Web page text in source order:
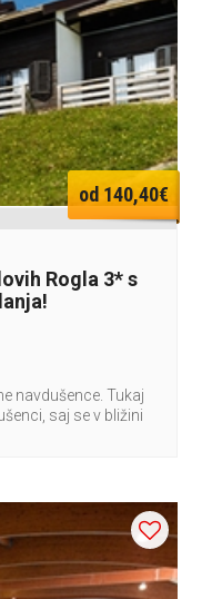
od 140,40€
Rogla 3* s
navdušence. Tukaj
saj se v bližini